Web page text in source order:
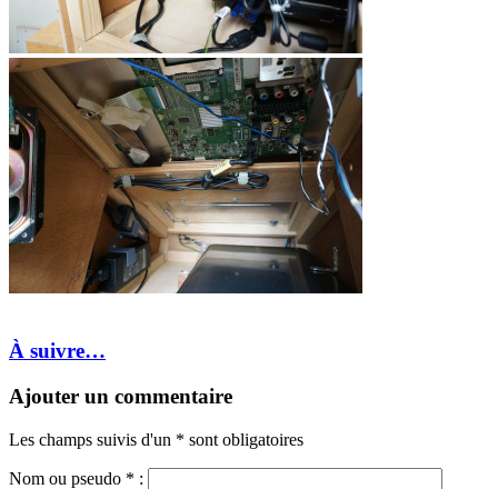
À suivre…
Ajouter un commentaire
Les champs suivis d'un * sont obligatoires
Nom ou pseudo * :